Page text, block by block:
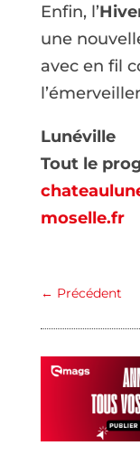
Enfin, l’
une
avec en fil
Lunéville
Tout le
moselle.fr
← Précédent